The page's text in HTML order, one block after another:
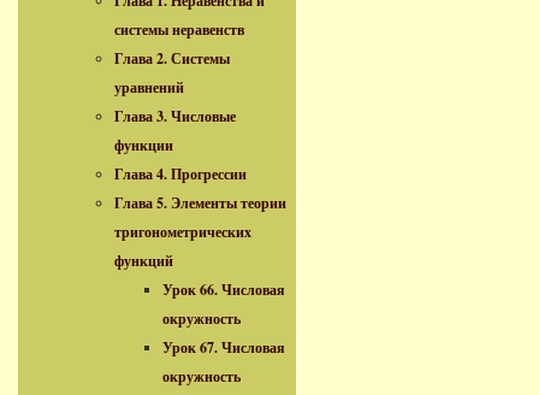
системы неравенств
Глава 2. Системы
уравнений
Глава 3. Числовые
функции
Глава 4. Прогрессии
Глава 5. Элементы теории
тригонометрических
функций
Урок 66. Числовая
окружность
Урок 67. Числовая
окружность